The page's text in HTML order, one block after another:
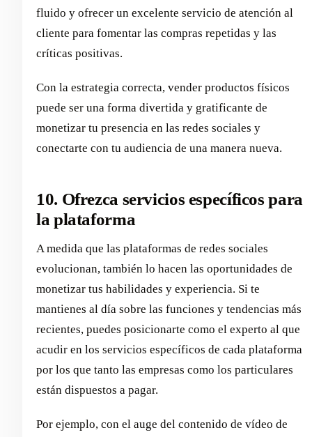
fluido y ofrecer un excelente servicio de atención al
cliente para fomentar las compras repetidas y las
críticas positivas.
Con la estrategia correcta, vender productos físicos
puede ser una forma divertida y gratificante de
monetizar tu presencia en las redes sociales y
conectarte con tu audiencia de una manera nueva.
10. Ofrezca servicios específicos para
la plataforma
A medida que las plataformas de redes sociales
evolucionan, también lo hacen las oportunidades de
monetizar tus habilidades y experiencia. Si te
mantienes al día sobre las funciones y tendencias más
recientes, puedes posicionarte como el experto al que
acudir en los servicios específicos de cada plataforma
por los que tanto las empresas como los particulares
están dispuestos a pagar.
Por ejemplo, con el auge del contenido de vídeo de